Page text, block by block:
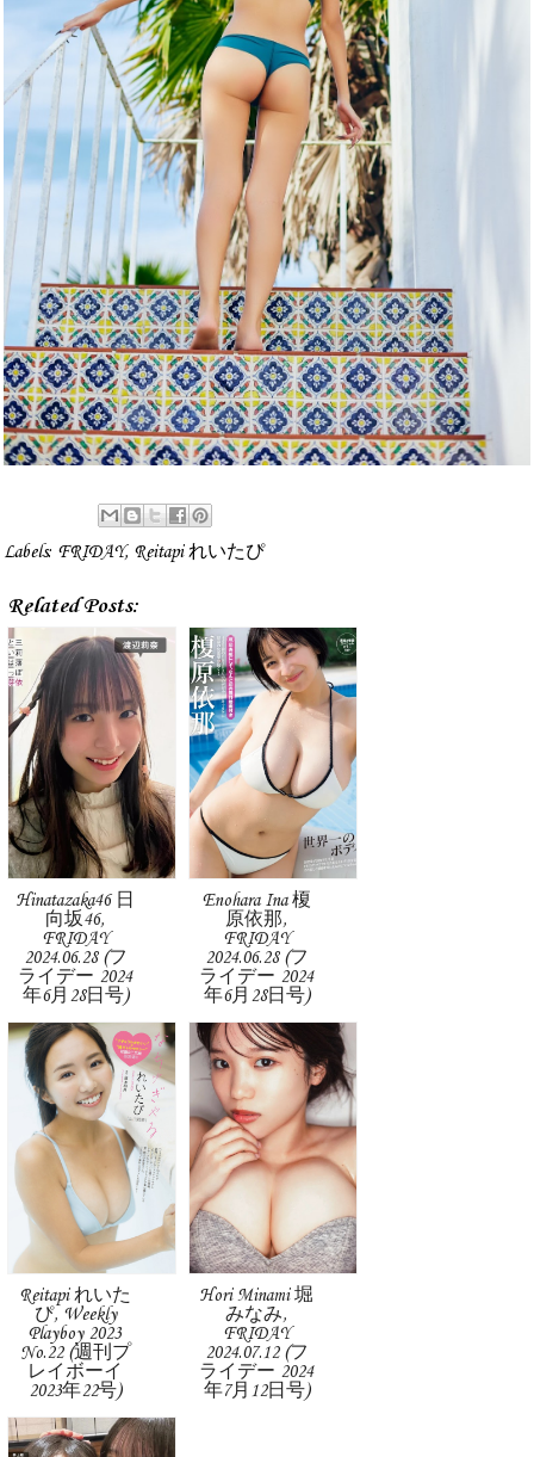
Labels: FRIDAY, Reitapi れいたぴ
Related Posts:
Hinatazaka46 日
向坂46,
FRIDAY
2024.06.28 (フ
ライデー 2024
年6月28日号)
Enohara Ina 榎
原依那,
FRIDAY
2024.06.28 (フ
ライデー 2024
年6月28日号)
Reitapi れいた
ぴ, Weekly
Playboy 2023
No.22 (週刊プ
レイボーイ
2023年22号)
Hori Minami 堀
みなみ,
FRIDAY
2024.07.12 (フ
ライデー 2024
年7月12日号)